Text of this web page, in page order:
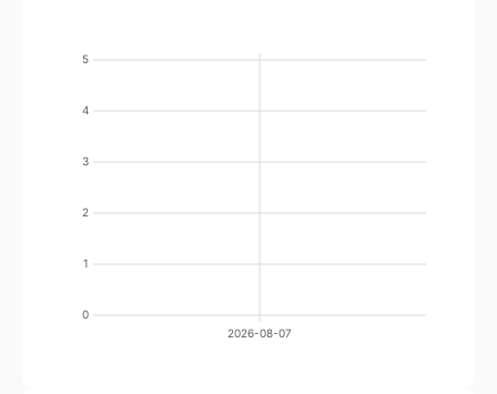
0
1
2
3
4
5
2026-08-07